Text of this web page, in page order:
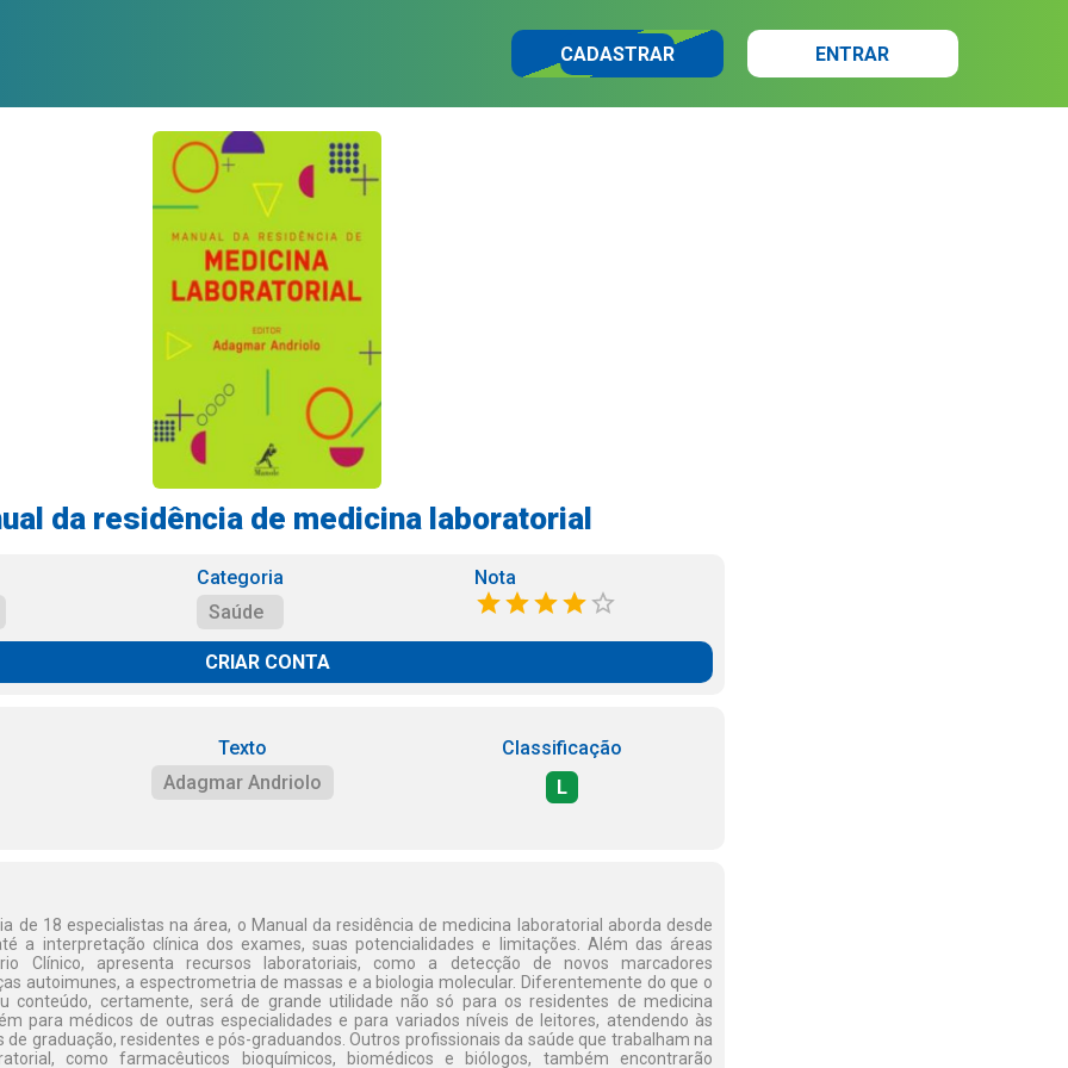
CADASTRAR ENTRAR
da residência de medicina laboratorial
Categoria
Saúde
Nota
CRIAR CONTA
Texto
Adagmar Andriolo
Classificação
L
de 18 especialistas na área, o Manual da residência de medicina laboratorial aborda desde
a interpretação clínica dos exames, suas potencialidades e limitações. Além das áreas
Clínico, apresenta recursos laboratoriais, como a detecção de novos marcadores
autoimunes, a espectrometria de massas e a biologia molecular. Diferentemente do que o
conteúdo, certamente, será de grande utilidade não só para os residentes de medicina
para médicos de outras especialidades e para variados níveis de leitores, atendendo às
graduação, residentes e pós-graduandos. Outros profissionais da saúde que trabalham na
como farmacêuticos bioquímicos, biomédicos e biólogos, também encontrarão